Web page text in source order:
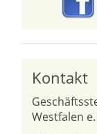
Kontakt
Westfalen e.